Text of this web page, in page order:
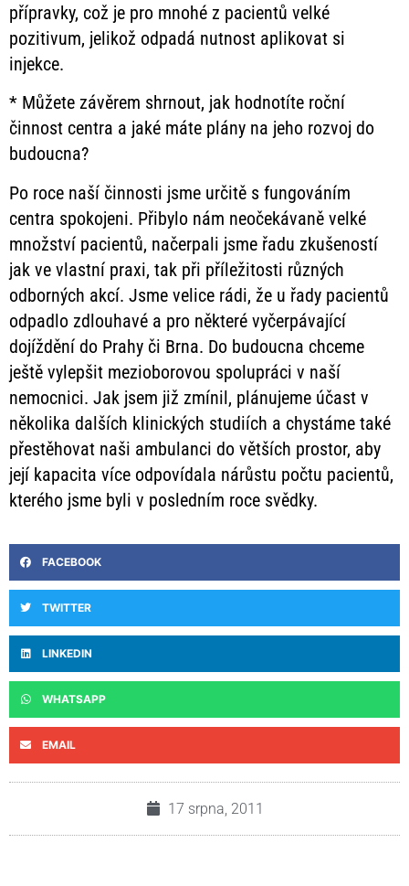
přípravky, což je pro mnohé z pacientů velké
pozitivum, jelikož odpadá nutnost aplikovat si
injekce.
* Můžete závěrem shrnout, jak hodnotíte roční
činnost centra a jaké máte plány na jeho rozvoj do
budoucna?
Po roce naší činnosti jsme určitě s fungováním
centra spokojeni. Přibylo nám neočekávaně velké
množství pacientů, načerpali jsme řadu zkušeností
jak ve vlastní praxi, tak při příležitosti různých
odborných akcí. Jsme velice rádi, že u řady pacientů
odpadlo zdlouhavé a pro některé vyčerpávající
dojíždění do Prahy či Brna. Do budoucna chceme
ještě vylepšit mezioborovou spolupráci v naší
nemocnici. Jak jsem již zmínil, plánujeme účast v
několika dalších klinických studiích a chystáme také
přestěhovat naši ambulanci do větších prostor, aby
její kapacita více odpovídala nárůstu počtu pacientů,
kterého jsme byli v posledním roce svědky.
FACEBOOK
TWITTER
LINKEDIN
WHATSAPP
EMAIL
17 srpna, 2011